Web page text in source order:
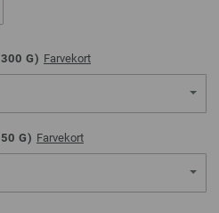
300 G) Farvekort
50 G) Farvekort